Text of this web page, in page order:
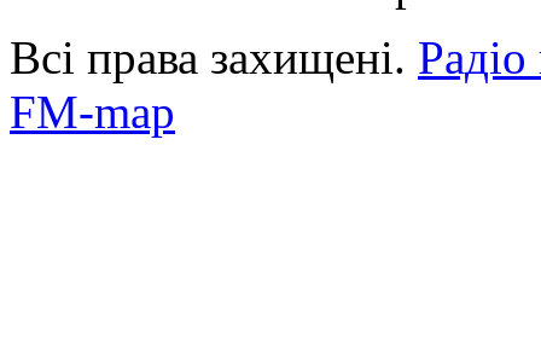
Всі права захищені.
FM-map